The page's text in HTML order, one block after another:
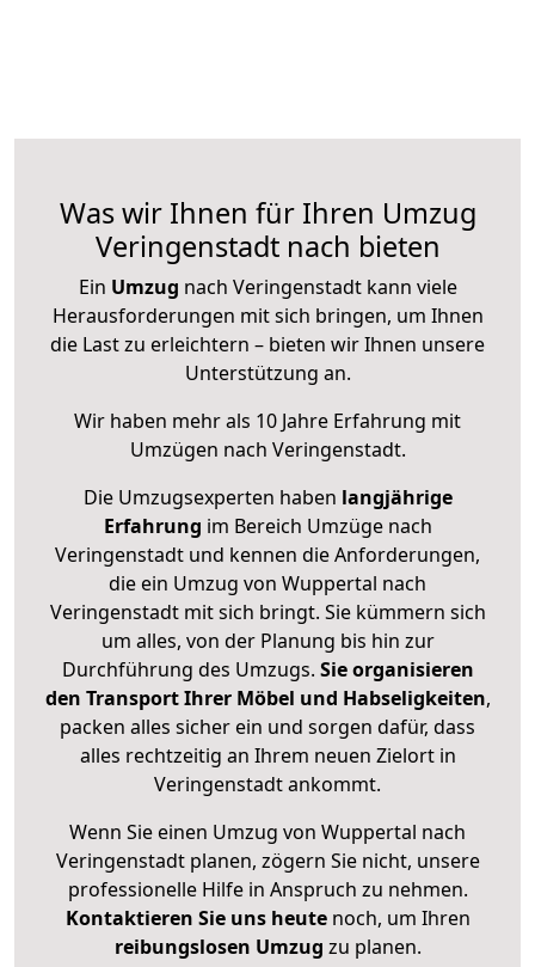
Was wir Ihnen für Ihren Umzug
Veringenstadt nach bieten
Ein Umzug nach Veringenstadt kann viele
Herausforderungen mit sich bringen, um Ihnen
die Last zu erleichtern – bieten wir Ihnen unsere
Unterstützung an.
Wir haben mehr als 10 Jahre Erfahrung mit
Umzügen nach Veringenstadt.
Die Umzugsexperten haben langjährige
Erfahrung im Bereich Umzüge nach
Veringenstadt und kennen die Anforderungen,
die ein Umzug von Wuppertal nach
Veringenstadt mit sich bringt. Sie kümmern sich
um alles, von der Planung bis hin zur
Durchführung des Umzugs. Sie organisieren
den Transport Ihrer Möbel und Habseligkeiten,
packen alles sicher ein und sorgen dafür, dass
alles rechtzeitig an Ihrem neuen Zielort in
Veringenstadt ankommt.
Wenn Sie einen Umzug von Wuppertal nach
Veringenstadt planen, zögern Sie nicht, unsere
professionelle Hilfe in Anspruch zu nehmen.
Kontaktieren Sie uns heutenoch, um Ihren
reibungslosen Umzug zu planen.